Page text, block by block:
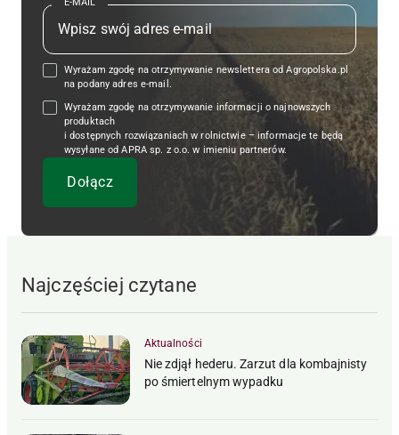
Wyrażam zgodę na otrzymywanie newslettera od Agropolska.pl
na podany adres e-mail.
Wyrażam zgodę na otrzymywanie informacji o najnowszych
produktach
i dostępnych rozwiązaniach w rolnictwie – informacje te będą
wysyłane od APRA sp. z o.o. w imieniu partnerów.
Najczęściej czytane
Aktualności
Nie zdjął hederu. Zarzut dla kombajnisty
po śmiertelnym wypadku